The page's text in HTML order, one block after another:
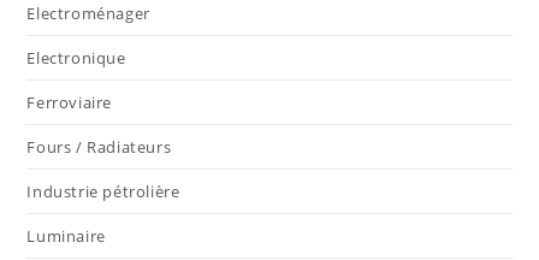
Electroménager
Electronique
Ferroviaire
Fours / Radiateurs
Industrie pétrolière
Luminaire